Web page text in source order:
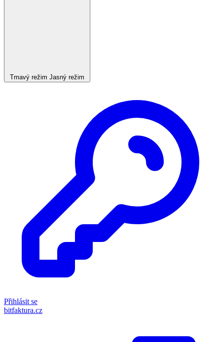
Tmavý režim Jasný režim
Přihlásit se
bitfaktura.cz